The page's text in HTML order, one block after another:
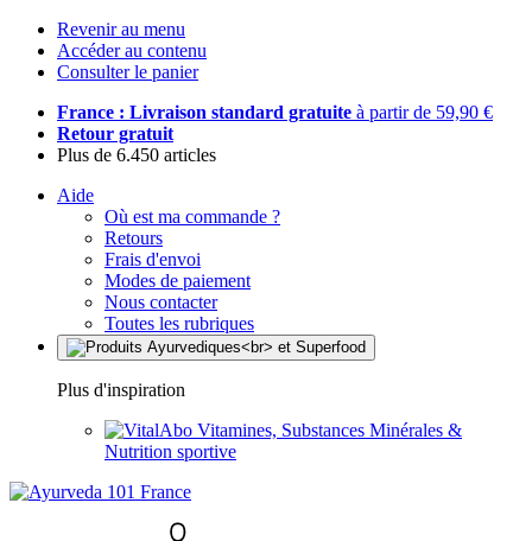
Revenir au menu
Accéder au contenu
Consulter le panier
France : Livraison standard gratuite à partir de 59,90 €
Retour gratuit
Plus de 6.450 articles
Aide
Où est ma commande ?
Retours
Frais d'envoi
Modes de paiement
Nous contacter
Toutes les rubriques
Plus d'inspiration
Vitamines, Substances Minérales &
Nutrition sportive